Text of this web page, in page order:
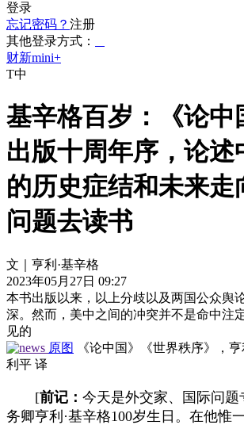
登录
忘记密码？ 注册
其他登录方式：
财新mini+
T中
基辛格百岁：《论中
出版十周年序，论述
的历史症结和未来走
问题去读书
文｜亨利·基辛格
2023年05月27日 09:27
本书出版以来，以上分歧以及两国公众舆
深。然而，美中之间的冲突并不是命中注
见的
原图
《论中国》《世界秩序》，
利平 译
[前记： 今天是外交家、国际问题
务卿亨利·基辛格100岁生日。在他惟